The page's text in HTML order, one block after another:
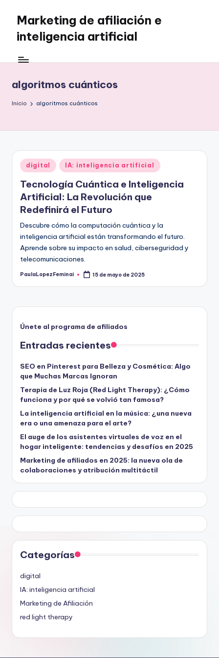
Saltar
contenido
Marketing de afiliación e
inteligencia artificial
algoritmos cuánticos
Inicio algoritmos cuánticos
Publicado
en
digital IA: inteligencia artificial
Tecnología Cuántica e Inteligencia
Artificial: La Revolución que
Redefinirá el Futuro
Descubre cómo la computación cuántica y la
inteligencia artificial están transformando el futuro.
Aprende sobre su impacto en salud, ciberseguridad y
telecomunicaciones.
Publicado
PaulaLopezFeminai 15 de mayo de 2025
Únete al programa de afiliados
Entradas recientes
SEO en Pinterest para Belleza y Cosmética: Algo
que Muchas Marcas Ignoran
Terapia de Luz Roja (Red Light Therapy): ¿Cómo
funciona y por qué se volvió tan famosa?
La inteligencia artificial en la música: ¿una nueva
era o una amenaza para el arte?
El auge de los asistentes virtuales de voz en el
hogar inteligente: tendencias y desafíos en 2025
Marketing de afiliados en 2025: la nueva ola de
colaboraciones y atribución multitáctil
Categorías
digital
IA: inteligencia artificial
Marketing de Afiliación
red light therapy